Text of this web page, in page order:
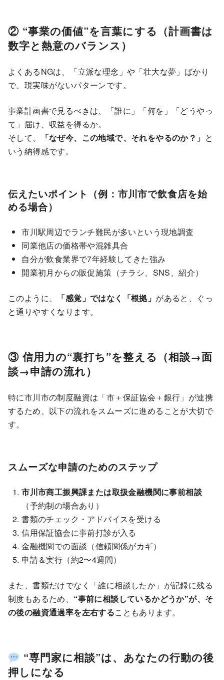
② “事業の価値”を言葉にする（計画書は
数字と熱意のバランス）
よくあるNGは、「立派な理念」や「壮大な夢」ばかり
で、現実味がないパターンです。
事業計画書で見るべきは、「誰に」「何を」「どうやっ
て」届け、収益を得るか。
そして、
「なぜ今、この地域で、それをやるのか？」 と
いう納得感です。
伝えたいポイント（例：市川市で飲食店を始
める場合）
市川駅周辺でランチ難民が多いという現地調査
同業他店の価格帯や混雑具合
自分が飲食業界で7年経験してきた強み
開業初月からの販促施策（チラシ、SNS、紹介）
このように、 「感覚」ではなく「根拠」 があると、ぐっ
と通りやすくなります。
③ 信用力の“裏打ち”を整える（相談→面
談→申請の流れ）
特に市川市の制度融資は「市＋保証協会＋銀行」が連携
するため、以下の流れをスムーズに進めることが大切で
す。
スムーズな申請のためのステップ
市川市商工振興課または取扱金融機関に事前相談
（予約制の場合あり）
書類のチェック・アドバイスを受ける
信用保証協会に事前打診が入る
金融機関での面談（信頼関係がカギ）
申請＆実行（約2〜4週間）
また、書類だけでなく「誰に相談したか」が記録に残る
制度もあるため、 “事前に相談しているかどうか”が、そ
の後の融資通過率を左右することもあります。
“専門家に相談”は、あなたの行動の後
押しになる